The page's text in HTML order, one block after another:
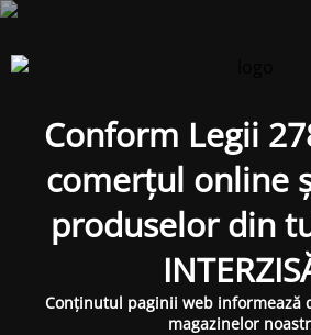
Conform Legii
comerțul online
produselor din
Conținutul paginii web informează
magazinelor